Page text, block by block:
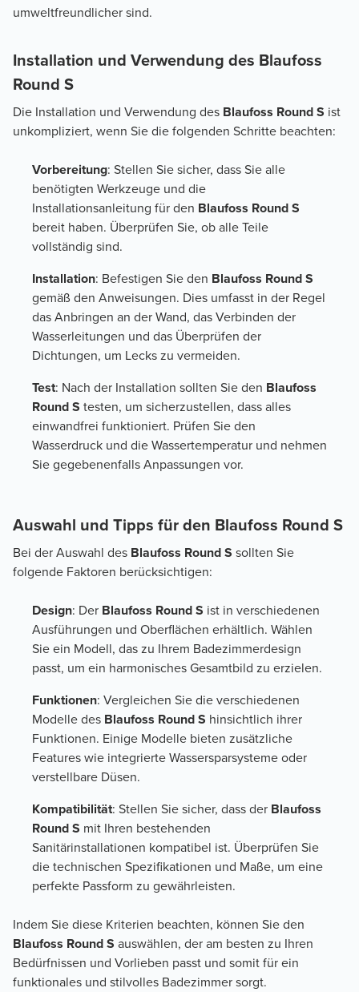
umweltfreundlicher sind.
Installation und Verwendung des Blaufoss
Round S
Die Installation und Verwendung des Blaufoss Round S ist
unkompliziert, wenn Sie die folgenden Schritte beachten:
Vorbereitung: Stellen Sie sicher, dass Sie alle
benötigten Werkzeuge und die
Installationsanleitung für den Blaufoss Round S
bereit haben. Überprüfen Sie, ob alle Teile
vollständig sind.
Installation: Befestigen Sie den Blaufoss Round S
gemäß den Anweisungen. Dies umfasst in der Regel
das Anbringen an der Wand, das Verbinden der
Wasserleitungen und das Überprüfen der
Dichtungen, um Lecks zu vermeiden.
Test: Nach der Installation sollten Sie den Blaufoss
Round S testen, um sicherzustellen, dass alles
einwandfrei funktioniert. Prüfen Sie den
Wasserdruck und die Wassertemperatur und nehmen
Sie gegebenenfalls Anpassungen vor.
Auswahl und Tipps für den Blaufoss Round S
Bei der Auswahl des Blaufoss Round S sollten Sie
folgende Faktoren berücksichtigen:
Design: Der Blaufoss Round S ist in verschiedenen
Ausführungen und Oberflächen erhältlich. Wählen
Sie ein Modell, das zu Ihrem Badezimmerdesign
passt, um ein harmonisches Gesamtbild zu erzielen.
Funktionen: Vergleichen Sie die verschiedenen
Modelle des Blaufoss Round S hinsichtlich ihrer
Funktionen. Einige Modelle bieten zusätzliche
Features wie integrierte Wassersparsysteme oder
verstellbare Düsen.
Kompatibilität: Stellen Sie sicher, dass der Blaufoss
Round S mit Ihren bestehenden
Sanitärinstallationen kompatibel ist. Überprüfen Sie
die technischen Spezifikationen und Maße, um eine
perfekte Passform zu gewährleisten.
Indem Sie diese Kriterien beachten, können Sie den
Blaufoss Round S auswählen, der am besten zu Ihren
Bedürfnissen und Vorlieben passt und somit für ein
funktionales und stilvolles Badezimmer sorgt.